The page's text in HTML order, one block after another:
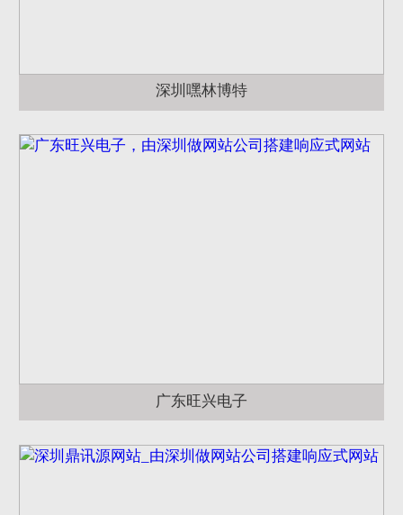
深圳嘿林博特
广东旺兴电子